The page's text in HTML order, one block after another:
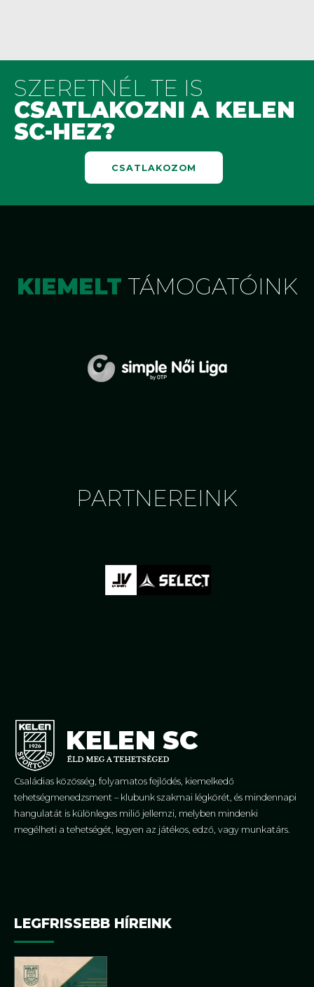
SZERETNÉL TE IS
CSATLAKOZNI A KELEN
SC-HEZ?
CSATLAKOZOM
KIEMELT TÁMOGATÓINK
PARTNEREINK
Családias közösség, folyamatos fejlődés, kiemelkedő
tehetségmenedzsment – klubunk szakmai légkörét, és mindennapi
hangulatát is különleges miliő jellemzi, melyben mindenki
megélheti a tehetségét, legyen az játékos, edző, vagy munkatárs.
LEGFRISSEBB HÍREINK